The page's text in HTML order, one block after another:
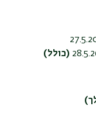
(כולל)